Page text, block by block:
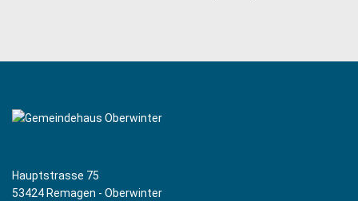
Volkshochschulkurs: Rücken Aktiv
18:45)
Volkshochschulkurs: Rücken Aktiv
Hauptstrasse 75
53424 Remagen - Oberwinter